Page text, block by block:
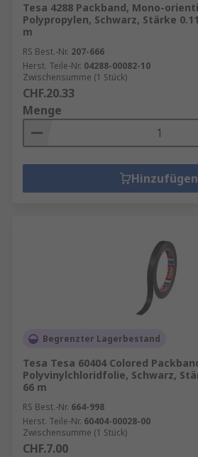
Tesa 4288 Packband, Mono-
Polypropylen, Schwarz, Stärke
m
RS Best.-Nr. 207-666
Herst. Teile-Nr. 04288-00082-10
Zwischensumme (1 Stück)
CHF.20.33
Menge
Hinzufügen
Begrenzter Lagerbestand
Tesa Tesa 60404 Colored
Polyvinylchloridfolie, Schwarz,
66 m
RS Best.-Nr. 664-998
Herst. Teile-Nr. 60404-00028-00
Zwischensumme (1 Stück)
CHF.7.00